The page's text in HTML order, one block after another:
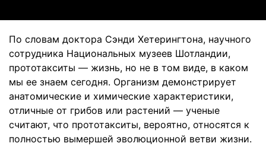
По словам доктора Сэнди Хетерингтона, научного
сотрудника Национальных музеев Шотландии,
прототакситы — жизнь, но не в том виде, в каком
мы ее знаем сегодня. Организм демонстрирует
анатомические и химические характеристики,
отличные от грибов или растений — ученые
считают, что прототакситы, вероятно, относятся к
полностью вымершей эволюционной ветви жизни.